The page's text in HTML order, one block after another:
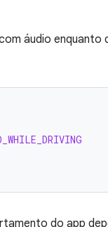
áudio enquanto
do app